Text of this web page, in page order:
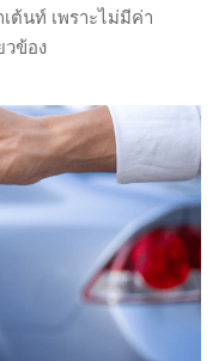
ต้นท์ เพราะไม่มีค่า
วข้อง